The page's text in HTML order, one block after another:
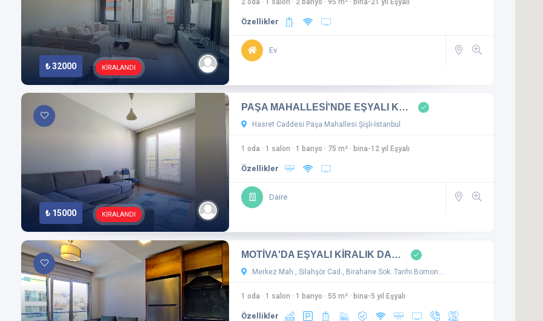
₺ 32000 KİRALANDI
2 oda ·1 salon · 2 banyo ·95 m² · bina-21 yıl Eşyalı
Özellikler
Ev
₺ 15000 KİRALANDI
PAŞA MAHALLESİ'NDE EŞYALI K…
Hasret Caddesi Paşa Mahallesi Şişli-İstanbul
1 oda ·1 salon ·1 banyo · 75 m² · bina-12 yıl Eşyalı
Özellikler
Daire
MOTİVA'DA EŞYALI KİRALIK DA…
Merkez Mah., Silahşör Cad., Birahane Sok. Tarihi Bomon…
1 oda ·1 salon ·1 banyo · 55 m² · bina-5 yıl Eşyalı
Özellikler